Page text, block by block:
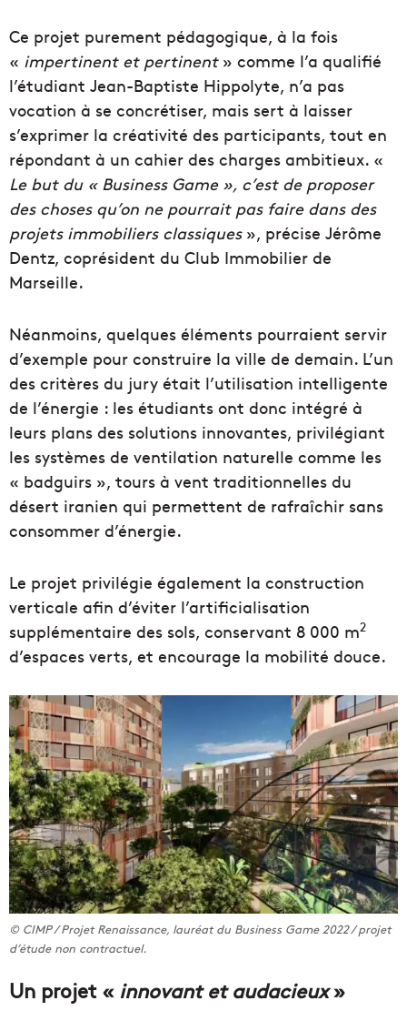
Ce projet purement pédagogique, à la fois
« impertinent et pertinent» comme l’a qualifié
l’étudiant Jean-Baptiste Hippolyte, n’a pas
vocation à se concrétiser, mais sert à laisser
s’exprimer la créativité des participants, tout en
répondant à un cahier des charges ambitieux. «
Le but du « Business Game », c’est de proposer
des choses qu’on ne pourrait pas faire dans des
projets immobiliers classiques », précise Jérôme
Dentz, coprésident du Club Immobilier de
Marseille.
Néanmoins, quelques éléments pourraient servir
d’exemple pour construire la ville de demain. L’un
des critères du jury était l’utilisation intelligente
de l’énergie : les étudiants ont donc intégré à
leurs plans des solutions innovantes, privilégiant
les systèmes de ventilation naturelle comme les
« badguirs », tours à vent traditionnelles du
désert iranien qui permettent de rafraîchir sans
consommer d’énergie.
Le projet privilégie également la construction
verticale afin d’éviter l’artificialisation
supplémentaire des sols, conservant 8 000 m2
d’espaces verts, et encourage la mobilité douce.
© CIMP / Projet Renaissance, lauréat du Business Game 2022 / projet
d’étude non contractuel.
Un projet « innovant et audacieux»